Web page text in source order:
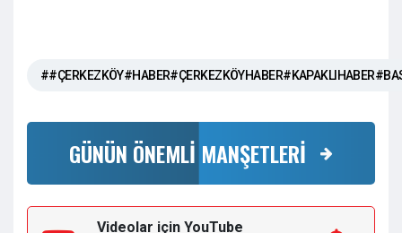
GÜNÜN ÖNEMLİ MANŞETLERİ
Videolar için YouTube